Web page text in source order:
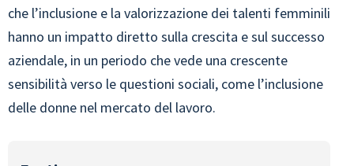
che l’inclusione e la valorizzazione dei talenti femminili
hanno un impatto diretto sulla crescita e sul successo
aziendale, in un periodo che vede una crescente
sensibilità verso le questioni sociali, come l’inclusione
delle donne nel mercato del lavoro.